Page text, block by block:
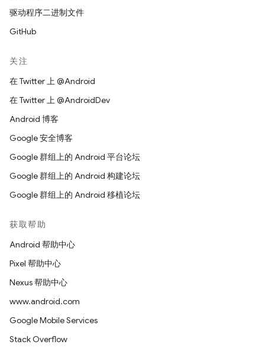
驱动程序二进制文件
GitHub
关注
在 Twitter 上 @Android
在 Twitter 上 @AndroidDev
Android 博客
Google 安全博客
Google 群组上的 Android 平台论坛
Google 群组上的 Android 构建论坛
Google 群组上的 Android 移植论坛
获取帮助
Android 帮助中心
Pixel 帮助中心
Nexus 帮助中心
www.android.com
Google Mobile Services
Stack Overflow